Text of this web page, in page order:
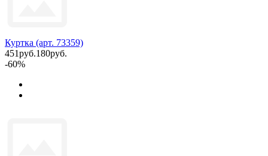
Куртка (арт. 73359)
451руб.180руб.
-60%